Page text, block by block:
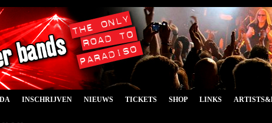
INSCHRIJVEN NIEUWS TICKETS SHOP LINKS